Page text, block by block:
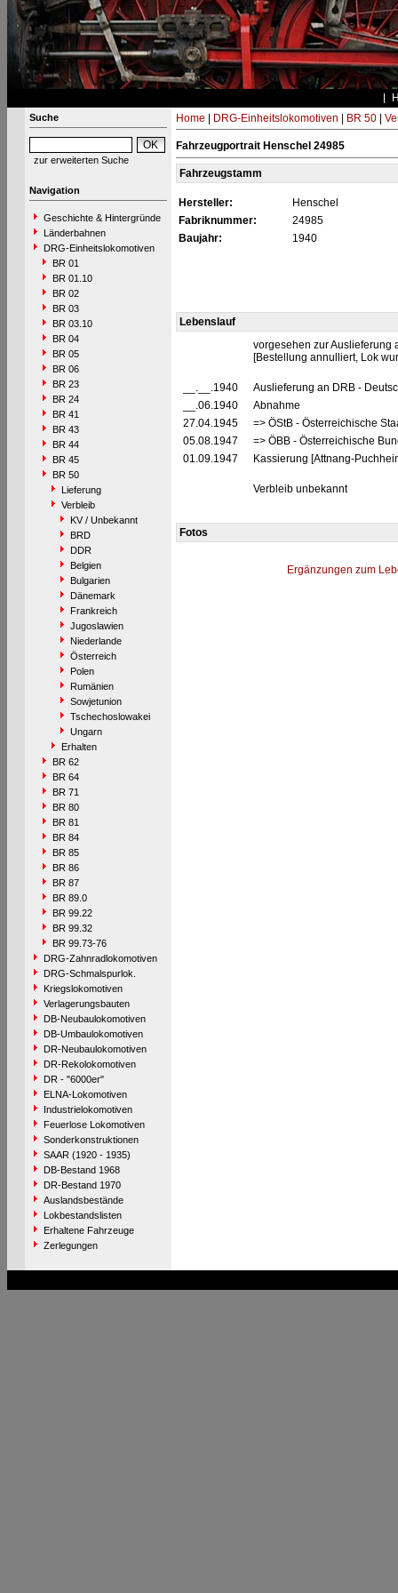
Suche
zur erweiterten Suche
Navigation
Geschichte & Hintergründe
Länderbahnen
DRG-Einheitslokomotiven
BR 01
BR 01.10
BR 02
BR 03
BR 03.10
BR 04
BR 05
BR 06
BR 23
BR 24
BR 41
BR 43
BR 44
BR 45
BR 50
Lieferung
Verbleib
KV / Unbekannt
BRD
DDR
Belgien
Bulgarien
Dänemark
Frankreich
Jugoslawien
Niederlande
Österreich
Polen
Rumänien
Sowjetunion
Tschechoslowakei
Ungarn
Erhalten
BR 62
BR 64
BR 71
BR 80
BR 81
BR 84
BR 85
BR 86
BR 87
BR 89.0
BR 99.22
BR 99.32
BR 99.73-76
DRG-Zahnradlokomotiven
DRG-Schmalspurlok.
Kriegslokomotiven
Verlagerungsbauten
DB-Neubaulokomotiven
DB-Umbaulokomotiven
DR-Neubaulokomotiven
DR-Rekolokomotiven
DR - "6000er"
ELNA-Lokomotiven
Industrielokomotiven
Feuerlose Lokomotiven
Sonderkonstruktionen
SAAR (1920 - 1935)
DB-Bestand 1968
DR-Bestand 1970
Auslandsbestände
Lokbestandslisten
Erhaltene Fahrzeuge
Zerlegungen
Home DRG-Einheitslokomotiven BR 50|
Fahrzeugportrait Henschel 24985
Fahrzeugstamm
Hersteller:
Henschel
Fabriknummer:
24985
Baujahr:
1940
Lebenslauf
vorgesehen zur
[Bestellung annulliert, Lok
__.__.1940
Auslieferung an DRB -
__.06.1940
Abnahme
27.04.1945
=> ÖStB - Österreichische
05.08.1947
=> ÖBB - Österreichische
01.09.1947
Kassierung [Attnang-
Verbleib unbekannt
Fotos
Ergänzungen zum